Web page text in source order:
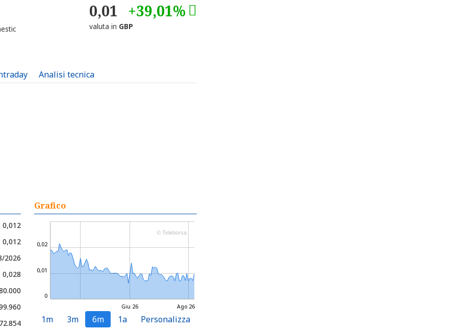
0,01 +39,01%
valuta in GBP
Analisi tecnica
0,012
0,012
2026
0,028
Grafico
Giu 26 Ago 26
0
0,01
0,02
© Teleborsa
1m 3m 6m 1a Personalizza